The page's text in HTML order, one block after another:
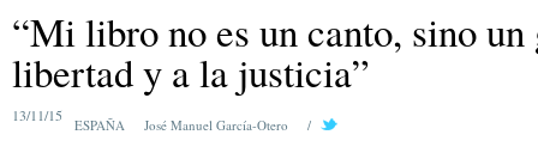
“Mi libro no es un canto, sino
libertad y a la justicia”
13/11/15
ESPAÑA José Manuel García-Otero /